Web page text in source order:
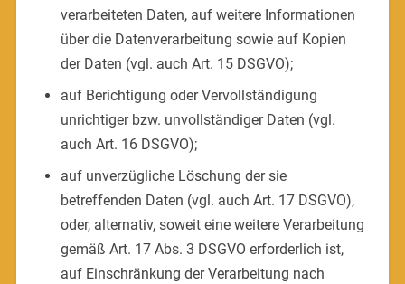
verarbeiteten Daten, auf weitere Informationen
über die Datenverarbeitung sowie auf Kopien
der Daten (vgl. auch Art. 15 DSGVO);
auf Berichtigung oder Vervollständigung
unrichtiger bzw. unvollständiger Daten (vgl.
auch Art. 16 DSGVO);
auf unverzügliche Löschung der sie
betreffenden Daten (vgl. auch Art. 17 DSGVO),
oder, alternativ, soweit eine weitere Verarbeitung
gemäß Art. 17 Abs. 3 DSGVO erforderlich ist,
auf Einschränkung der Verarbeitung nach